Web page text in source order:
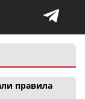
правила